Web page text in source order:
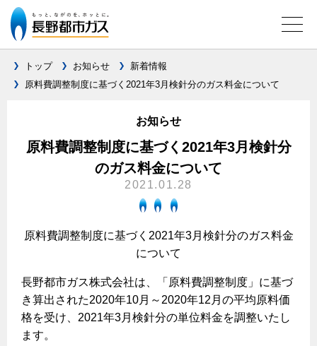
料金表
ご請求とお支払いについて
口座振替によるお支払い
クレジットカードによるお支払い
払込書による窓口でのお支払い
払込書によるスマホアプリでのお支払い
設備別に比較する
ガスコンロとIHクッキングヒーターの比較
調理性
ガス給湯器とエコキュートの比較
快適性
オススメの商品一覧
グリル活用法
コンロの取替えは
キッチンをリフォーム
サニタリーをリフォーム
その他をリフォーム
長野都市ガスのでんきのポイント
電気料金 長野都市ガスでんきプラン
都市ガスでんき 従量電灯Ｂ
Chef Ropia's JOYFUL CUISINE
ヤミーのレシピ帖
法人のお客様へ
トップ お知らせ
新着情報
原料費調整制度に基づく2021年3月検針分のガス料金について
お知らせ
原料費調整制度に基づく2021年3月検針分
のガス料金について
2021.01.28
原料費調整制度に基づく2021年3月検針分のガス料金
について
長野都市ガス株式会社は、「原料費調整制度」に基づ
き算出された2020年10月～2020年12月の平均原料価
格を受け、2021年3月検針分の単位料金を調整いたし
ます。